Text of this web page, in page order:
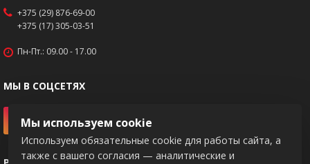
+375 (29) 876-69-00
+375 (17) 305-03-51
Пн-Пт.: 09.00 - 17.00
МЫ В СОЦСЕТЯХ
Мы используем cookie
Используем обязательные cookie для работы сайта, а
также с вашего согласия — аналитические и